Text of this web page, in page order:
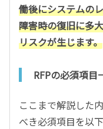
働後にシステムの
障害時の復旧に多
リスクが生じます。
RFPの必須項目
ここまで解説した
べき必須項目を以